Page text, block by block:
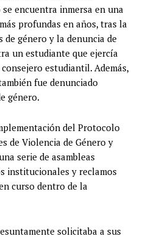
encuentra inmersa en una
profundas en años, tras la
género y la denuncia de
un estudiante que ejercía
estudiantil. Además,
fue denunciado
género.
del Protocolo
de Violencia de Género y
serie de asambleas
institucionales y reclamos
curso dentro de la
solicitaba a sus